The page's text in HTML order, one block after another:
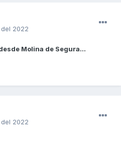
2022
Molina de Segura...
2022